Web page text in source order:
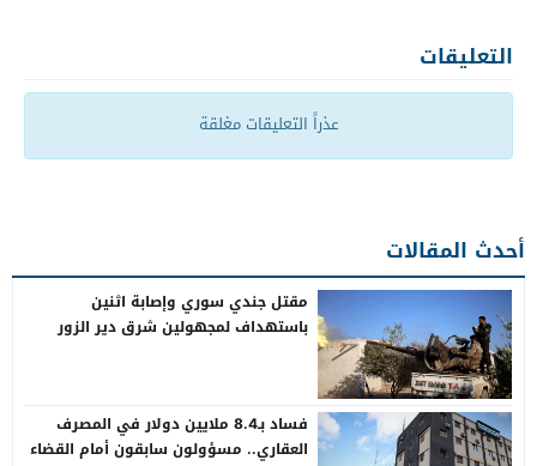
التعليقات
عذراً التعليقات مغلقة
أحدث المقالات
مقتل جندي سوري وإصابة اثنين
باستهداف لمجهولين شرق دير الزور
فساد بـ8.4 ملايين دولار في المصرف
العقاري.. مسؤولون سابقون أمام القضاء